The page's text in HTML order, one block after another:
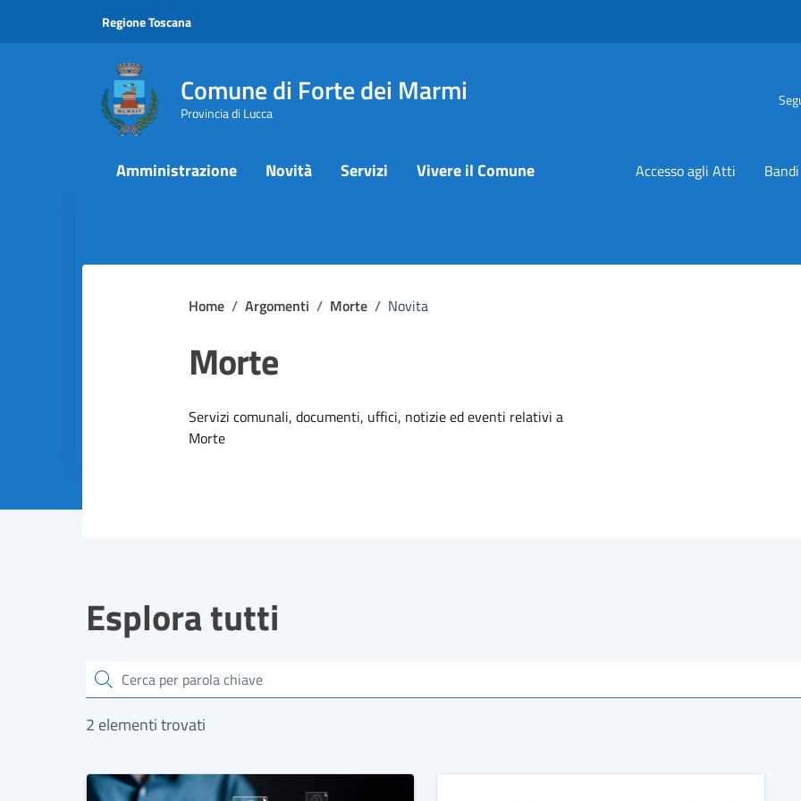
Regione Toscana
Comune di Forte dei Marmi
Provincia di Lucca
Amministrazione Novità Servizi Vivere il Comune Accesso agli Atti
Home / Argomenti / Morte / Novita
Morte
Dettagli dell'argomento
Servizi comunali, documenti, uffici, notizie ed eventi relativi a
Morte
Esplora tutti
Cerca
2 elementi trovati